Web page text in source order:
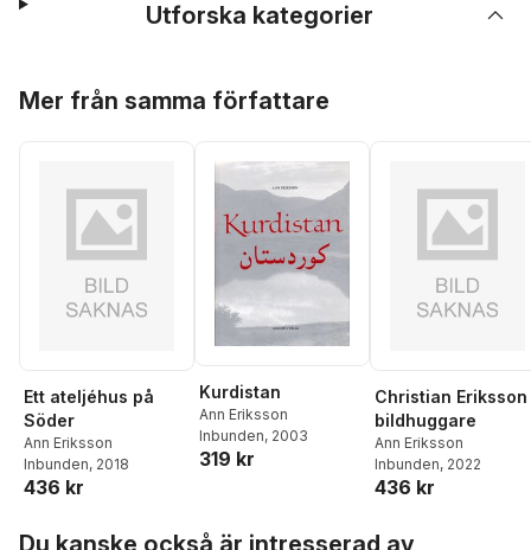
Utforska kategorier
Mer från samma författare
Ett ateljéhus på
Söder
Ann Eriksson
Inbunden, 2018
436 kr
Kurdistan
Ann Eriksson
Inbunden, 2003
319 kr
Christian
bildhuggare
Ann Eriksson
Inbunden, 2022
436 kr
Du kanske också är intresserad av